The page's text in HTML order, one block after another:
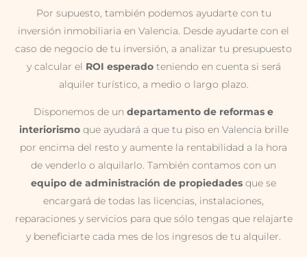
Por supuesto, también podemos ayudarte con tu
inversión inmobiliaria en Valencia. Desde ayudarte con el
caso de negocio de tu inversión, a analizar tu presupuesto
y calcular el ROI esperadoteniendo en cuenta si será
alquiler turístico, a medio o largo plazo.
Disponemos de un departamento de reformas e
interiorismoque ayudará a que tu piso en Valencia brille
por encima del resto y aumente la rentabilidad a la hora
de venderlo o alquilarlo. También contamos con un
equipo de administración de propiedades que se
encargará de todas las licencias, instalaciones,
reparaciones y servicios para que sólo tengas que relajarte
y beneficiarte cada mes de los ingresos de tu alquiler.